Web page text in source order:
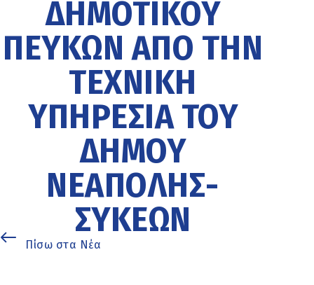
ΔΗΜΟΤΙΚΟΎ
ΠΕΎΚΩΝ ΑΠΌ ΤΗΝ
ΤΕΧΝΙΚΉ
ΥΠΗΡΕΣΊΑ ΤΟΥ
ΔΉΜΟΥ
ΝΕΆΠΟΛΗΣ-
ΣΥΚΕΏΝ
Πίσω στα Νέα